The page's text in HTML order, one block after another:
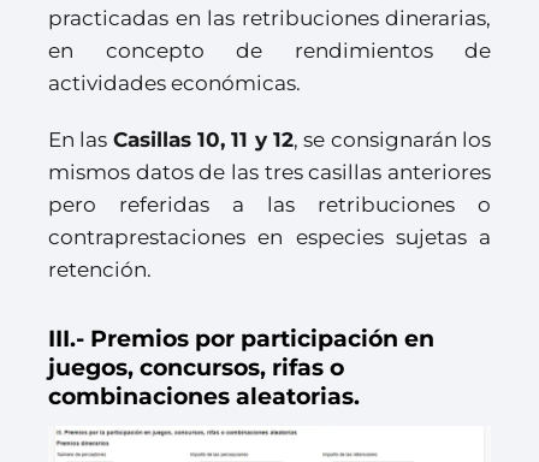
practicadas en las retribuciones dinerarias,
en concepto de rendimientos de
actividades económicas.
En las Casillas 10, 11 y 12, se consignarán los
mismos datos de las tres casillas anteriores
pero referidas a las retribuciones o
contraprestaciones en especies sujetas a
retención.
III.- Premios por participación en
juegos, concursos, rifas o
combinaciones aleatorias.